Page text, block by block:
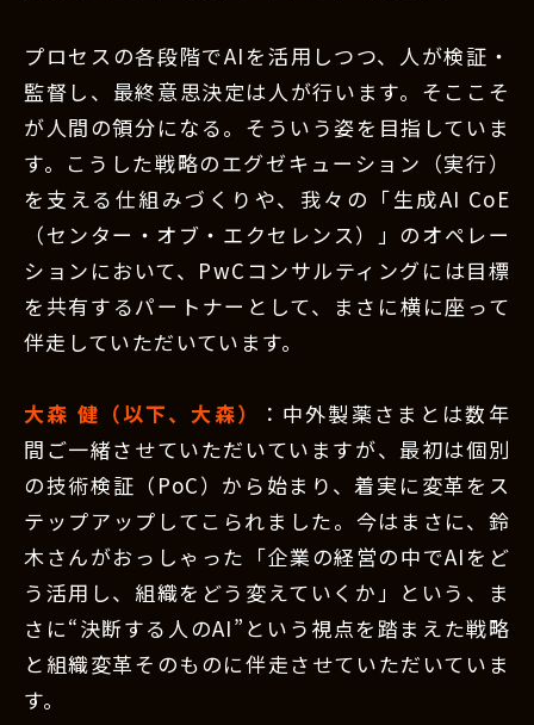
プロセスの各段階でAIを活用しつつ、人が検証・
監督し、最終意思決定は人が行います。そここそ
が人間の領分になる。そういう姿を目指していま
す。こうした戦略のエグゼキューション（実行）
を支える仕組みづくりや、我々の「生成AI CoE
（センター・オブ・エクセレンス）」のオペレー
ションにおいて、PwCコンサルティングには目標
を共有するパートナーとして、まさに横に座って
伴走していただいています。
大森 健（以下、大森）
：中外製薬さまとは数年
間ご一緒させていただいていますが、最初は個別
の技術検証（PoC）から始まり、着実に変革をス
テップアップしてこられました。今はまさに、鈴
木さんがおっしゃった「企業の経営の中でAIをど
う活用し、組織をどう変えていくか」という、ま
さに“決断する人のAI”という視点を踏まえた戦略
と組織変革そのものに伴走させていただいていま
す。